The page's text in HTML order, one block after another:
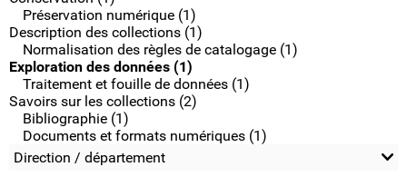
Préservation numérique (1)
Description des collections (1)
Normalisation des règles de catalogage (1)
Exploration des données (1)
Traitement et fouille de données (1)
Savoirs sur les collections (2)
Bibliographie (1)
Documents et formats numériques (1)
Direction / département